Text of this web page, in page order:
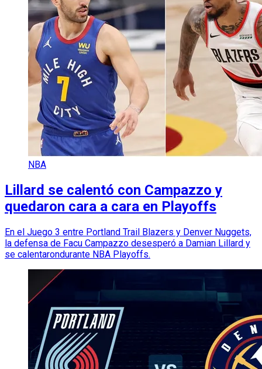
NBA
Lillard se calentó con Campazzo y
quedaron cara a cara en Playoffs
En el Juego 3 entre Portland Trail Blazers y Denver Nuggets,
la defensa de Facu Campazzo desesperó a Damian Lillard y
se calentarondurante NBA Playoffs.